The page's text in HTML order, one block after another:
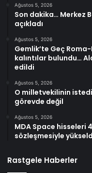
Ağustos 5, 2026
Son dakika… Merkez
açıkladı
Ağustos 5, 2026
Gemlik’te Geç
kalıntılar bulundu…
edildi
Ağustos 5, 2026
O milletvekilinin
görevde değil
Ağustos 5, 2026
MDA Space hisseleri
sözleşmesiyle
Rastgele Haberler